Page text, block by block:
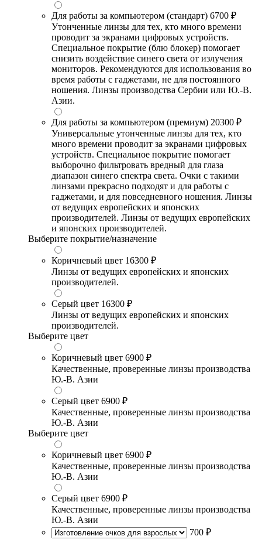
Для работы за компьютером (стандарт) 6700 ₽
Утонченные линзы для тех, кто много времени
проводит за экранами цифровых устройств.
Специальное покрытие (блю блокер) помогает
снизить воздействие синего света от излучения
мониторов. Рекомендуются для использования во
время работы с гаджетами, не для постоянного
ношения. Линзы производства Сербии или Ю.-В.
Азии.
Для работы за компьютером (премиум) 20300 ₽
Универсальные утонченные линзы для тех, кто
много времени проводит за экранами цифровых
устройств. Специальное покрытие помогает
выборочно фильтровать вредный для глаза
диапазон синего спектра света. Очки с такими
линзами прекрасно подходят и для работы с
гаджетами, и для повседневного ношения. Линзы
от ведущих европейских и японских
производителей. Линзы от ведущих европейских
и японских производителей.
Выберите покрытие/назначение
Коричневый цвет 16300 ₽
Линзы от ведущих европейских и японских
производителей.
Серый цвет 16300 ₽
Линзы от ведущих европейских и японских
производителей.
Выберите цвет
Коричневый цвет 6900 ₽
Качественные, проверенные линзы производства
Ю.-В. Азии
Серый цвет 6900 ₽
Качественные, проверенные линзы производства
Ю.-В. Азии
Выберите цвет
Коричневый цвет 6900 ₽
Качественные, проверенные линзы производства
Ю.-В. Азии
Серый цвет 6900 ₽
Качественные, проверенные линзы производства
Ю.-В. Азии
700 ₽